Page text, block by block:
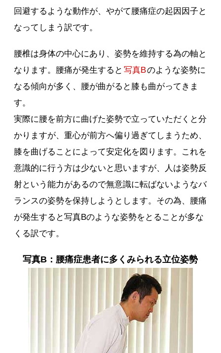
回避するような動作が、やがて腰痛症の起因因子と
なってしまう訳です。
腰椎は身体の中心にあり、姿勢を維持する為の軸と
なります。腰痛が発生すると 写真Bのような姿勢に
なる傾向が多く、腰が曲がると膝も曲がってきま
す。
実際に腰を前方に曲げた姿勢で立っていただくと分
かりますが、重心が前方へ偏り過ぎてしまうため、
膝を曲げることによって安定化を図ります。これを
意識的に行う方は少ないと思いますが、人は姿勢反
射という能力があるので無意識に転ばないようなバ
ランスの姿勢を保持しようとします。その為、腰痛
が発生すると写真Bのような姿勢をとることが多な
くる訳です。
写真B：腰痛症患者に多くみられる立位姿勢